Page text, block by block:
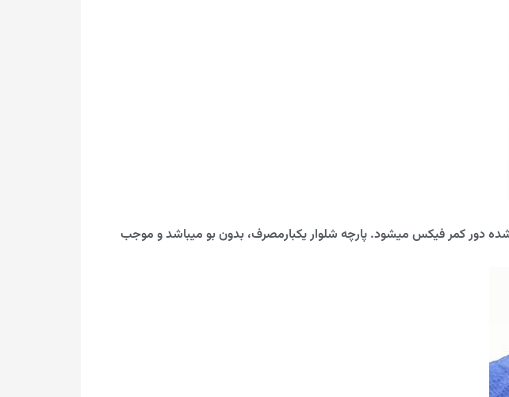
دور کمر فیکس میشود. پارچه شلوار یکبارمصرف، بدون بو میباشد و موجب